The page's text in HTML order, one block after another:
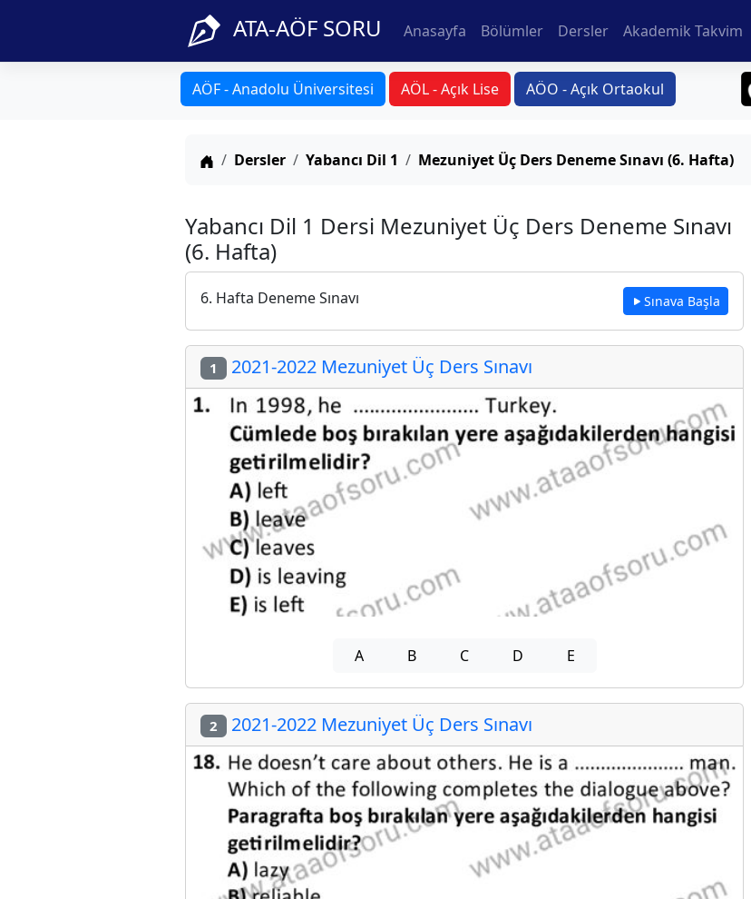
ATA-AÖF SORU Anasayfa Bölümler Dersler Akademik Takvim
AÖF - Anadolu Üniversitesi AÖL - Açık Lise AÖO - Açık Ortaokul
Anasayfa
Dersler Yabancı Dil 1 Mezuniyet Üç Ders Deneme Sınavı (6. Hafta)
Yabancı Dil 1 Dersi Mezuniyet Üç Ders Deneme Sınavı
(6. Hafta)
6. Hafta Deneme Sınavı Sınava Başla
1 2021-2022 Mezuniyet Üç Ders Sınavı
A B C D E
2 2021-2022 Mezuniyet Üç Ders Sınavı